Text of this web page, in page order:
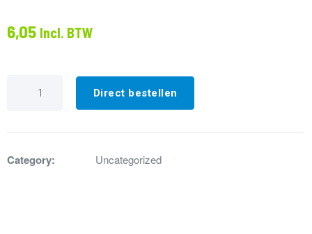
6,05 Incl. BTW
Direct bestellen
Category: Uncategorized